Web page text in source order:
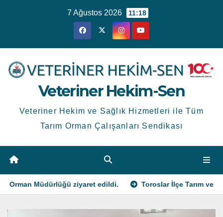
7 Ağustos 2026 11:18
Veteriner Hekim-Sen
Veteriner Hekim ve Sağlık Hizmetleri ile Tüm
Tarım Orman Çalışanları Sendikası
ziyaret edildi. Toroslar İlçe Tarım ve Orman